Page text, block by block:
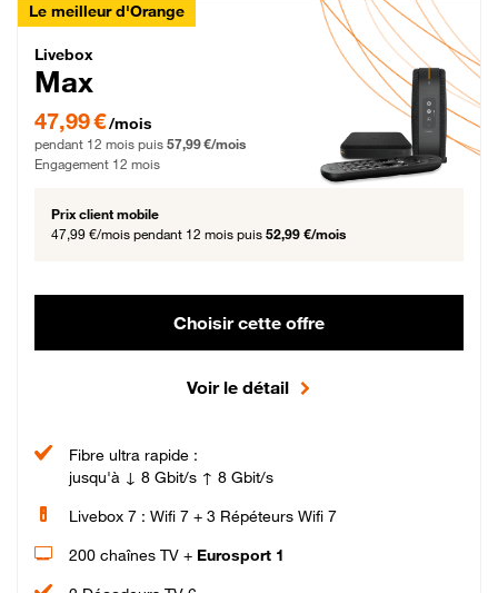
Le meilleur d'Orange
Livebox Max Fibre
Livebox
Max
47,99 € par mois pendant 12 mois puis 57,99 € par mois, Engagement 12 mois
47,99 €/mois
pendant 12 mois puis 57,99 €/mois
Engagement 12 mois
Prix client mobile
47,99 €/mois pendant 12 mois puis 52,99 €/mois
Choisir cette offre
Voir le détail
Fibre ultra rapide :
jusqu'à ↓ 8 Gbit/s ↑ 8 Gbit/s
Livebox 7 : Wifi 7 + 3 Répéteurs Wifi 7
200 chaînes TV + Eurosport 1